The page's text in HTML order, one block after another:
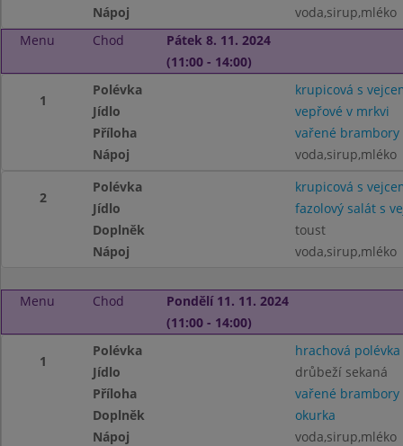
Nápoj
voda,sirup,mléko
Menu
Chod
Pátek 8. 11. 2024
(11:00 - 14:00)
1
Polévka
krupicová s
Jídlo
vepřové v mrkvi
Příloha
vařené brambory
Nápoj
voda,sirup,mléko
2
Polévka
krupicová s
Jídlo
fazolový salát s
Doplněk
toust
Nápoj
voda,sirup,mléko
Menu Chod
Pondělí 11. 11. 2024
(11:00 - 14:00)
1
Polévka
hrachová polévka
Jídlo
drůbeží sekaná
Příloha
vařené brambory
Doplněk
okurka
Nápoj
voda,sirup,mléko